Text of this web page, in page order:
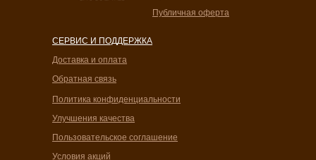
СЕРВИС И ПОДДЕРЖКА
Доставка и оплата
Обратная связь
Улучшения качества
Политика конфиденциальности
Пользовательское соглашение
Условия акций
Публичная оферта